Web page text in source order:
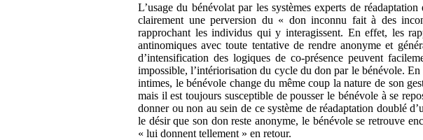
L’usage du bénévolat par les systèmes experts de
clairement une perversion du « don inconnu fait à des
rapprochant les individus qui y interagissent. En effet, les
antinomiques avec toute tentative de rendre anonyme et
d’intensification des logiques de co-présence peuvent
impossible, l’intériorisation du cycle du don par le bénévole.
intimes, le bénévole change du même coup la nature de son
mais il est toujours susceptible de pousser le bénévole à se
donner ou non au sein de ce système de réadaptation doublé
le désir que son don reste anonyme, le bénévole se retrouve
« lui donnent tellement » en retour.